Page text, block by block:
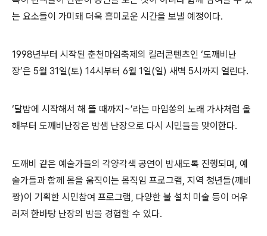
는 요소들이 가미돼 더욱 흥미로운 시간을 보낼 예정이다.
1998년부터 시작된 춘천마임축제의 킬러콘텐츠인 ‘도깨비난
장’은 5월 31일(토) 14시부터 6월 1일(일) 새벽 5시까지 열린다.
‘달밤에 시작해서 해 뜰 때까지~’라는 마임쏭의 노래 가사처럼 올
해부터 도깨비난장은 밤샘 난장으로 다시 시민들을 맞이한다.
도깨비 같은 예술가들의 각양각색 공연이 밤새도록 진행되며, 예
술가들과 함께 몸을 움직이는 몸직임 프로그램, 지역 청년들(깨비
짱)이 기획한 시민참여 프로그램, 다양한 불 설치 미술 등이 어우
러져 한바탕 난장의 밤을 경험할 수 있다.